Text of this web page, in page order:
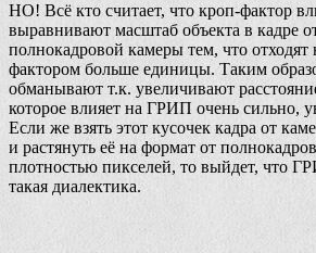
НО! Всё кто считает, что кроп-фактор
выравнивают масштаб объекта в кадре
полнокадровой камеры тем, что отходят
фактором больше единицы. Таким
обманывают т.к. увеличивают
которое влияет на ГРИП очень сильно,
Если же взять этот кусочек кадра от
и растянуть её на формат от
плотностью пикселей, то выйдет, что
такая диалектика.